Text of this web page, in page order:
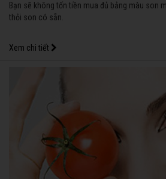
Bạn sẽ không tốn tiền mua đủ bảng màu son
thỏi son có sẵn.
Xem chi tiết